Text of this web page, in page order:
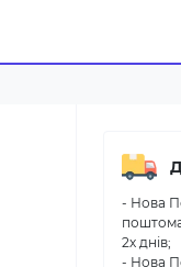
- Нова
2х днів;
- Нова